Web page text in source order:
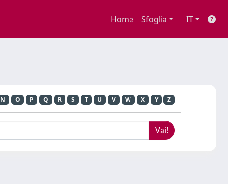
Home Sfoglia IT
N O P Q R S T U V W X Y Z